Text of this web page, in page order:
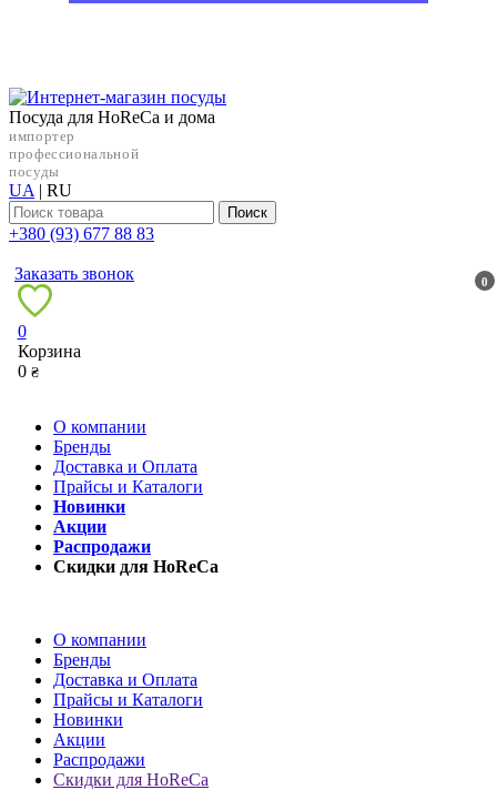
Посуда для HoReCa и дома
импортер
профессиональной
посуды
UA | RU
Поиск
+38‎0 (93) 677 88 83
Заказать звонок 0
0
Корзина
0 ₴
О компании
Бренды
Доставка и Оплата
Прайсы и Каталоги
Новинки
Акции
Распродажи
Скидки для HoReCa
О компании
Бренды
Доставка и Оплата
Прайсы и Каталоги
Новинки
Акции
Распродажи
Скидки для HoReCa